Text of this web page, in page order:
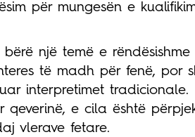
për mungesën e
një temë e
të madh për fenë, por
interpretimet tradicionale.
qeverinë, e cila është
vlerave fetare.